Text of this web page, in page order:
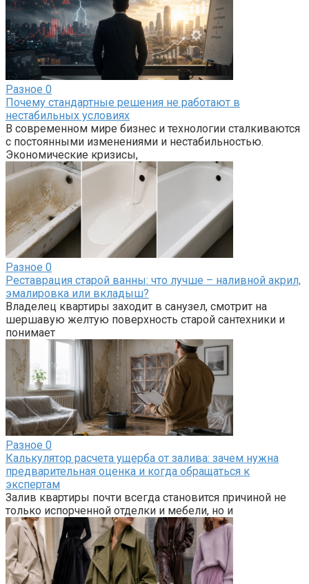
Разное 0
Почему стандартные решения не работают в
нестабильных условиях
В современном мире бизнес и технологии сталкиваются
с постоянными изменениями и нестабильностью.
Экономические кризисы,
Разное 0
Реставрация старой ванны: что лучше – наливной акрил,
эмалировка или вкладыш?
Владелец квартиры заходит в санузел, смотрит на
шершавую желтую поверхность старой сантехники и
понимает
Разное 0
Калькулятор расчета ущерба от залива: зачем нужна
предварительная оценка и когда обращаться к
экспертам
Залив квартиры почти всегда становится причиной не
только испорченной отделки и мебели, но и